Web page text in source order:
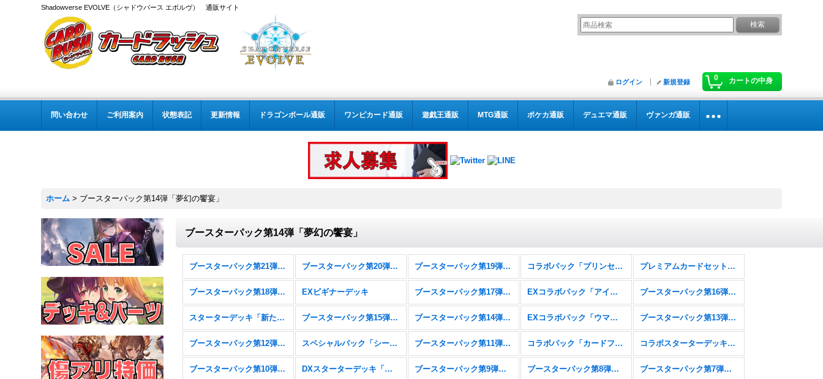
Shadowverse EVOLVE（シャドウバース エボルヴ） 通販サイト
0 カートの中身
ログイン 新規登録
問い合わせ ご利用案内 状態表記 更新情報 ドラゴンボール通販 ワンピカード通販 遊戯王通販 MTG通販 ポケカ通販 デュエマ通販 ヴァンガ通販
ホーム > ブースターパック第14弾「夢幻の饗宴」
ブースターパック第14弾「夢幻の饗宴」
ブースターパック第21弾「Academy Royale/アカデミー・ロワイヤル」 ブースターパック第20弾「絶傑を継ぐ者」 ブースターパック第19弾「天魔八虐」 コラボパック「プリンセスコネクト！Re:Dive」 プレミアムカードセット「プリンセスコネクト！Re:Dive」
ブースターパック第18弾「新約都市・透京」 EXビギナーデッキ ブースターパック第17弾「ConvergentDestinies/コンヴァージェント・ディスティニー」 EXコラボパック「アイドルマスター シンデレラガールズ」 ブースターパック第16弾「新たなる創世」
スターターデッキ「新たなる戦場」「燃え尽きぬ炎」 ブースターパック第15弾「絶傑の試練」 ブースターパック第14弾「夢幻の饗宴」 EXコラボパック「ウマ娘 プリティーダービー」 ブースターパック第13弾「暗黒降誕」
ブースターパック第12弾「黒鉄の侵略者」 スペシャルパック「シーサイド・メモリーズ」 ブースターパック第11弾「宿命の弾丸」 コラボパック「カードファイト!! ヴァンガード」 コラボスターターデッキ「聖域の騎士団」「黙示録の炎」
ブースターパック第10弾「Gods of the Arcana」 DXスターターデッキ「学院に咲く双華」「武なる雷鳴」 ブースターパック第9弾「光影の二重奏」 ブースターパック第8弾「次元混沌」 ブースターパック第7弾「森羅鋼鉄」